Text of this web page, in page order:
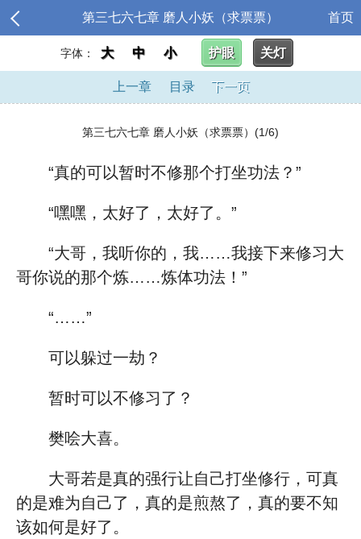
第三七六七章 磨人小妖（求票票） 首页
字体： 大 中 小 护眼 关灯
上一章 目录 下一页
第三七六七章 磨人小妖（求票票）(1/6)
“真的可以暂时不修那个打坐功法？”
“嘿嘿，太好了，太好了。”
“大哥，我听你的，我……我接下来修习大
哥你说的那个炼……炼体功法！”
“……”
可以躲过一劫？
暂时可以不修习了？
樊哙大喜。
大哥若是真的强行让自己打坐修行，可真
的是难为自己了，真的是煎熬了，真的要不知
该如何是好了。